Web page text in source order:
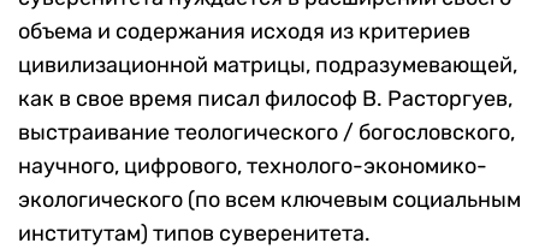
объема и содержания исходя из критериев
цивилизационной матрицы, подразумевающей,
как в свое время писал философ В. Расторгуев,
выстраивание теологического / богословского,
научного, цифрового, технолого-экономико-
экологического (по всем ключевым социальным
институтам) типов суверенитета.